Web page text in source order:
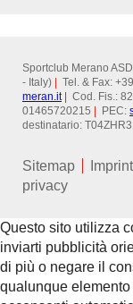
Sportclub Merano ASD
- Italy)
Tel. & Fax:
meran.it
Cod. Fis.:
01465720215
PEC:
destinatario: T04ZHR3
Sitemap Imprint
privacy
Questo sito utilizza
inviarti pubblicità
di più o negare il
qualunque